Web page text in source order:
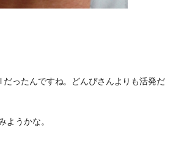
だったんですね。どんぴさんよりも活発だ
ようかな。